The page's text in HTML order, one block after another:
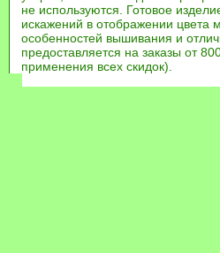
не используются. Готовое
искажений в отображении цвета
особенностей вышивания и
предоставляется на заказы от
применения всех скидок).